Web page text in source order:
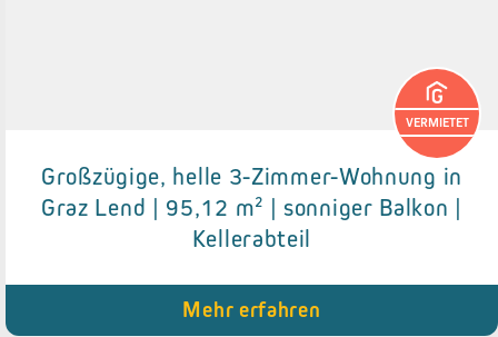
Details zum Objekt
● Kellerabteil
● Fahrradabstellplatz im Hof
VERMIETET
Großzügige, helle 3-Zimmer-Wohnung in
Graz Lend | 95,12 m² | sonniger Balkon |
Kellerabteil
Mehr erfahren